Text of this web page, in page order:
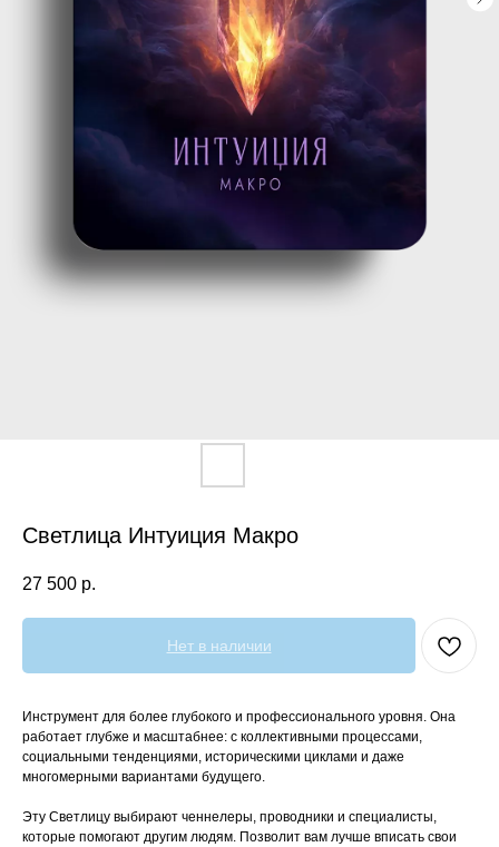
Светлица Интуиция Макро
27 500 р.
Нет в наличии
Инструмент для более глубокого и профессионального уровня. Она
работает глубже и масштабнее: с коллективными процессами,
социальными тенденциями, историческими циклами и даже
многомерными вариантами будущего.
Эту Светлицу выбирают ченнелеры, проводники и специалисты,
которые помогают другим людям. Позволит вам лучше вписать свои